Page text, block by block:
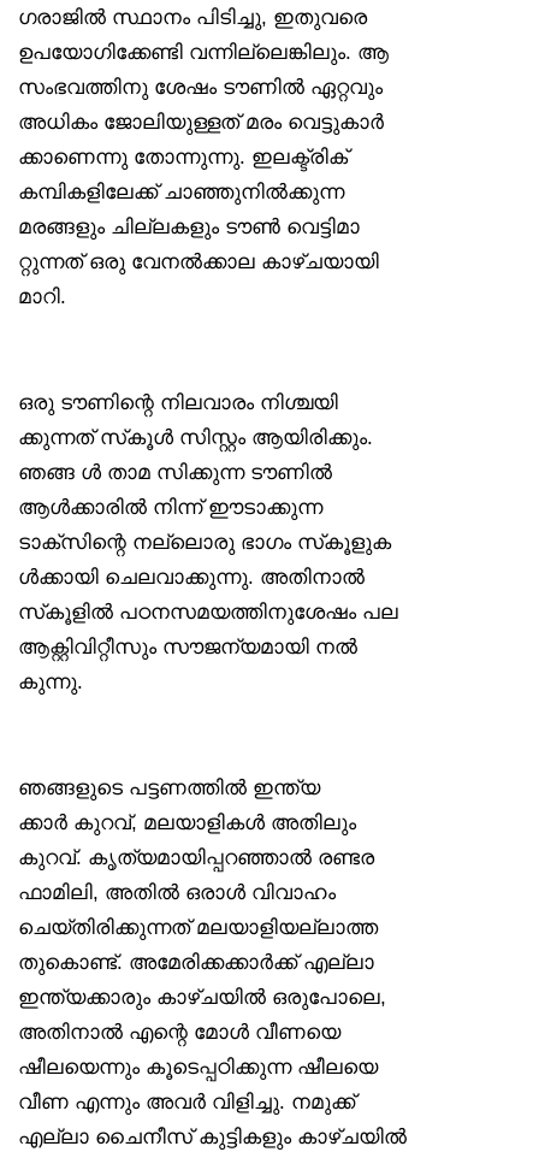
ഗരാജിൽ സ്ഥാനം പിടിച്ചു, ഇതുവരെ
ഉപയോഗിക്കേണ്ടി വന്നില്ലെങ്കിലും. ആ
സംഭവത്തിനു ശേഷം ടൗണിൽ ഏറ്റവും
അധികം ജോലിയുള്ളത് മരം വെട്ടുകാർ
ക്കാണെന്നു തോന്നുന്നു. ഇലക്ട്രിക്
കമ്പികളിലേക്ക് ചാഞ്ഞുനിൽക്കുന്ന
മരങ്ങളും ചില്ലകളും ടൗൺ വെട്ടിമാ
റ്റുന്നത് ഒരു വേനൽക്കാല കാഴ്ചയായി
മാറി.
ഒരു ടൗണിന്റെ നിലവാരം നിശ്ചയി
ക്കുന്നത് സ്‌കൂൾ സിസ്റ്റം ആയിരിക്കും.
ഞങ്ങ ൾ താമ സിക്കുന്ന ടൗണിൽ
ആൾക്കാരിൽ നിന്ന് ഈടാക്കുന്ന
ടാക്‌സിന്റെ നല്ലൊരു ഭാഗം സ്‌കൂളുക
ൾക്കായി ചെലവാക്കുന്നു. അതിനാൽ
സ്‌കൂളിൽ പഠനസമയത്തിനുശേഷം പല
ആക്റ്റിവിറ്റീസും സൗജന്യമായി നൽ
കുന്നു.
ഞങ്ങളുടെ പട്ടണത്തിൽ ഇന്ത്യ
ക്കാർ കുറവ്, മലയാളികൾ അതിലും
കുറവ്. കൃത്യമായിപ്പറഞ്ഞാൽ രണ്ടര
ഫാമിലി, അതിൽ ഒരാൾ വിവാഹം
ചെയ്തിരിക്കുന്നത് മലയാളിയല്ലാത്ത
തുകൊണ്ട്. അമേരിക്കക്കാർക്ക് എല്ലാ
ഇന്ത്യക്കാരും കാഴ്ചയിൽ ഒരുപോലെ,
അതിനാൽ എന്റെ മോൾ വീണയെ
ഷീലയെന്നും കൂടെപ്പഠിക്കുന്ന ഷീലയെ
വീണ എന്നും അവർ വിളിച്ചു. നമുക്ക്
എല്ലാ ചൈനീസ് കുട്ടികളും കാഴ്ചയിൽ